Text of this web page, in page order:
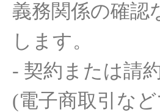
義務関係の確認
します。
- 契約 または請
(電子商取引など